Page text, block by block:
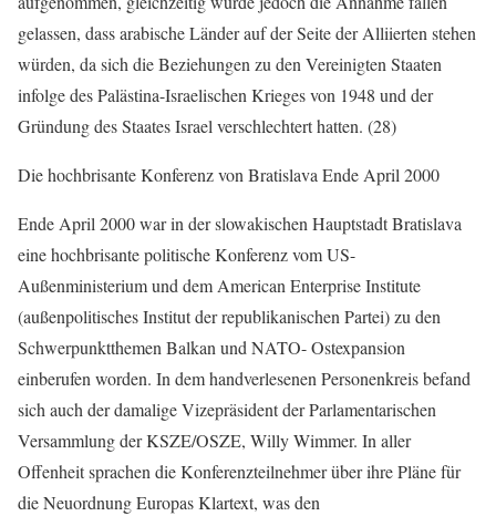
gelassen, dass arabische Länder auf der Seite der Alliierten stehen
würden, da sich die Beziehungen zu den Vereinigten Staaten
infolge des Palästina-Israelischen Krieges von 1948 und der
Gründung des Staates Israel verschlechtert hatten. (28)
Die hochbrisante Konferenz von Bratislava Ende April 2000
Ende April 2000 war in der slowakischen Hauptstadt Bratislava
eine hochbrisante politische Konferenz vom US-
Außenministerium und dem American Enterprise Institute
(außenpolitisches Institut der republikanischen Partei) zu den
Schwerpunktthemen Balkan und NATO- Ostexpansion
einberufen worden. In dem handverlesenen Personenkreis befand
sich auch der damalige Vizepräsident der Parlamentarischen
Versammlung der KSZE/OSZE, Willy Wimmer. In aller
Offenheit sprachen die Konferenzteilnehmer über ihre Pläne für
die Neuordnung Europas Klartext, was den